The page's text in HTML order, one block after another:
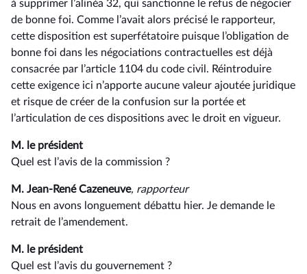
à supprimer l’alinéa 32, qui sanctionne le refus de négocier
de bonne foi. Comme l’avait alors précisé le rapporteur,
cette disposition est superfétatoire puisque l’obligation de
bonne foi dans les négociations contractuelles est déjà
consacrée par l’article 1104 du code civil. Réintroduire
cette exigence ici n’apporte aucune valeur ajoutée juridique
et risque de créer de la confusion sur la portée et
l’articulation de ces dispositions avec le droit en vigueur.
M. le président
Quel est l’avis de la commission ?
M. Jean-René Cazeneuve, rapporteur
Nous en avons longuement débattu hier. Je demande le
retrait de l’amendement.
M. le président
Quel est l’avis du gouvernement ?